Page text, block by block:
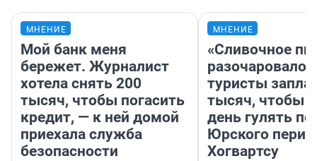
МНЕНИЕ
Мой банк меня
бережет. Журналист
хотела снять 200
тысяч, чтобы погасить
кредит, — к ней домой
приехала служба
безопасности
МНЕНИЕ
«Сливочное
разочаровало»:
туристы
тысяч, чтобы
день гулять по
Юрского
Хогвартсу